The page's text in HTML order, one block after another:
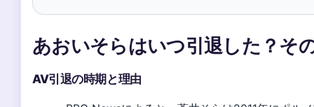
あおいそらはいつ引退した？そ
AV引退の時期と理由